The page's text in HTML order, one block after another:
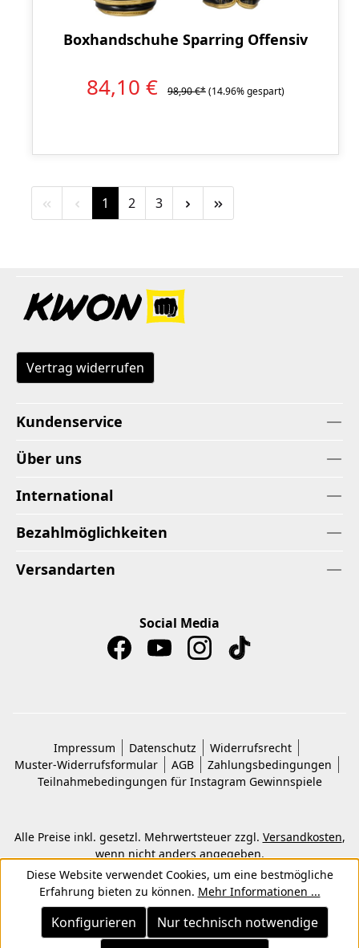
Boxhandschuhe Sparring Offensiv
84,10 € 98,90 €*(14.96% gespart)
Seite
1 Seite
2 Seite
3
Vertrag widerrufen
Kundenservice
Über uns
International
Bezahlmöglichkeiten
Versandarten
Social Media
Impressum Datenschutz
Widerrufsrecht
Muster-Widerrufsformular
AGB
Zahlungsbedingungen
Teilnahmebedingungen für Instagram Gewinnspiele
Alle Preise inkl. gesetzl. Mehrwertsteuer zzgl. Versandkosten,
wenn nicht anders angegeben.
© 2026 Copyright © Kwon KG. Alle Rechte vorbehalten.
Diese Website verwendet Cookies, um eine bestmögliche
Erfahrung bieten zu können. Mehr Informationen ...
Nur technisch notwendige
Konfigurieren